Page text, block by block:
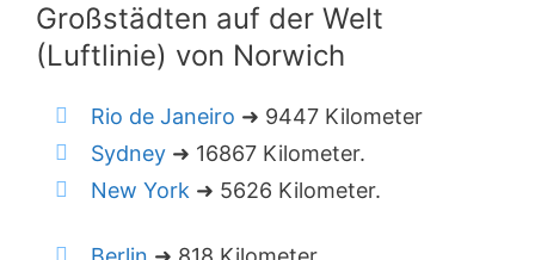
Großstädten auf der Welt
(Luftlinie) von Norwich
Rio de Janeiro ➜ 9447 Kilometer
Sydney ➜ 16867 Kilometer.
New York ➜ 5626 Kilometer.